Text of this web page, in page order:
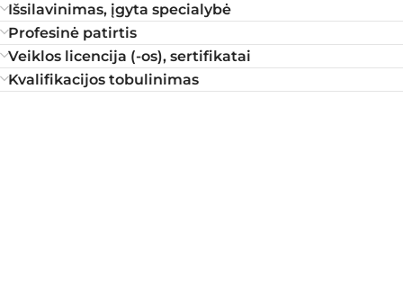
Išsilavinimas, įgyta specialybė
Profesinė patirtis
Veiklos licencija (-os), sertifikatai
Kvalifikacijos tobulinimas